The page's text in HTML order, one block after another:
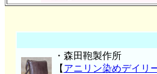
・森田鞄製作所
【 アニリン染めデイリ